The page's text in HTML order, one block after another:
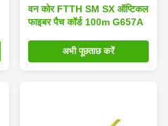
वन कोर FTTH SM SX ऑप्टिकल
फाइबर पैच कॉर्ड 100m G657A
अभी पूछताछ करें